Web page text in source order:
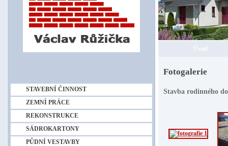
STAVEBNÍ ČINNOST
ZEMNÍ PRÁCE
REKONSTRUKCE
SÁDROKARTONY
PŮDNÍ VESTAVBY
Úvod
Fotogalerie
Stavba rodinného